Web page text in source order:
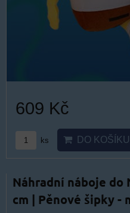
609 Kč
ks DO KOŠÍKU
Náhradní náboje do
cm | Pěnové šipky -